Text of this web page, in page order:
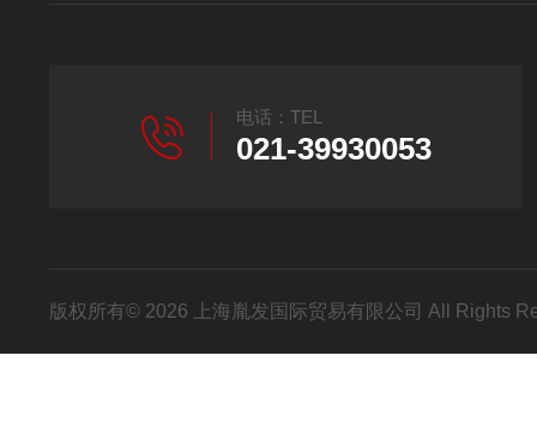
电话：TEL
021-39930053
版权所有© 2026 上海胤发国际贸易有限公司 All Rights